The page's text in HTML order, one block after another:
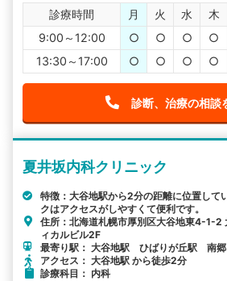
診療時間 月 火 水 木
9:00～12:00
○ ○ ○ ○
13:30～17:00
○ ○ ○ ○
診断、治療の相談
夏井坂内科クリニック
特徴：大谷地駅から2分の距離に位置して
クはアクセスがしやすくて便利です。
住所：北海道札幌市厚別区大谷地東4-1-2
ィカルビル2F
最寄り駅： 大谷地駅 ひばりが丘駅 南郷
アクセス： 大谷地駅 から徒歩2分
診療科目： 内科